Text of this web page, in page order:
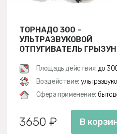
ТОРНАДО 300 -
УЛЬТРАЗВУКОВОЙ
ОТПУГИВАТЕЛЬ
Площадь действия: до
Воздействие:
Сфера применение:
3650 ₽ В